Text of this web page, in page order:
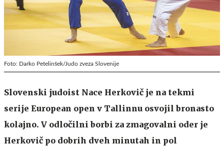
Foto: Darko Petelinšek/Judo zveza Slovenije
Slovenski judoist Nace Herkovič je na tekmi
serije European open v Tallinnu osvojil bronasto
kolajno. V odločilni borbi za zmagovalni oder je
Herkovič po dobrih dveh minutah in pol